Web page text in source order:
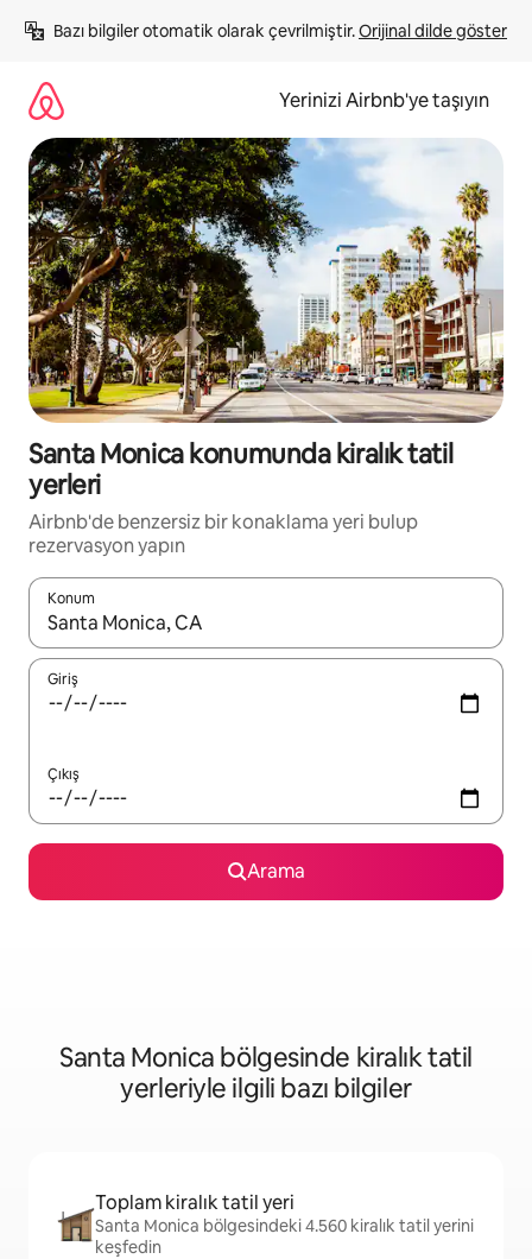
atla
Bazı bilgiler otomatik olarak çevrilmiştir. Orijinal dilde göster
Yerinizi Airbnb'ye taşıyın
Santa Monica konumunda kiralık tatil
yerleri
Airbnb'de benzersiz bir konaklama yeri bulup
rezervasyon yapın
Konum
Sonuçlar kullanılabilir olduğunda yukarı ve aşağı oklarıyla
Giriş
Çıkış
Arama
Santa Monica bölgesinde kiralık tatil
yerleriyle ilgili bazı bilgiler
Toplam kiralık tatil yeri
Santa Monica bölgesindeki 4.560 kiralık tatil yerini
keşfedin